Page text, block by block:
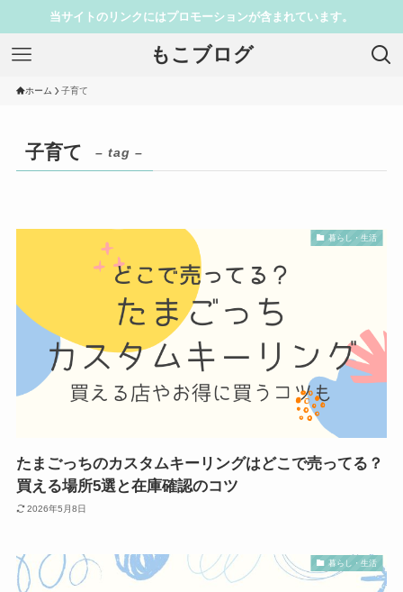
当サイトのリンクにはプロモーションが含まれています。
もこブログ
ホーム 子育て
子育て – tag –
暮らし・生活
たまごっちのカスタムキーリングはどこで売ってる？
買える場所5選と在庫確認のコツ
2026年5月8日
暮らし・生活